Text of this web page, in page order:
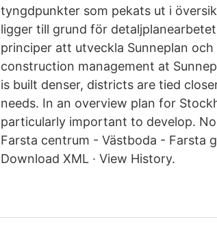
tyngdpunkter som pekats ut i
ligger till grund för
principer att utveckla Sunneplan
construction management at
is built denser, districts are tied
needs. In an overview plan for
particularly important to develop.
Farsta centrum - Västboda - Farsta
Download XML · View History.